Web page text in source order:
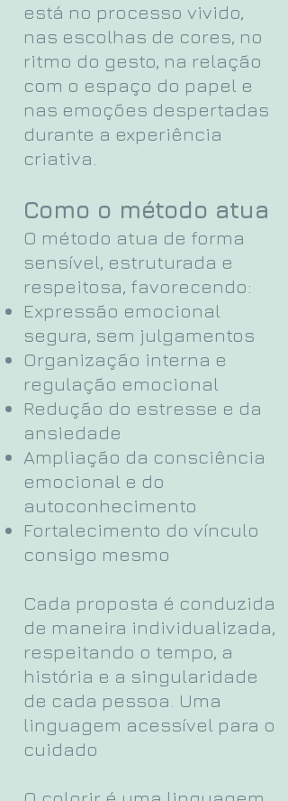
está no processo vivido,
nas escolhas de cores, no
ritmo do gesto, na relação
com o espaço do papel e
nas emoções despertadas
durante a experiência
criativa.
Como o método atua
O método atua de forma
sensível, estruturada e
respeitosa, favorecendo:
Expressão emocional
segura, sem julgamentos
Organização interna e
regulação emocional
Redução do estresse e da
ansiedade
Ampliação da consciência
emocional e do
autoconhecimento
Fortalecimento do vínculo
consigo mesmo
Cada proposta é conduzida
de maneira individualizada,
respeitando o tempo, a
história e a singularidade
de cada pessoa. Uma
linguagem acessível para o
cuidado